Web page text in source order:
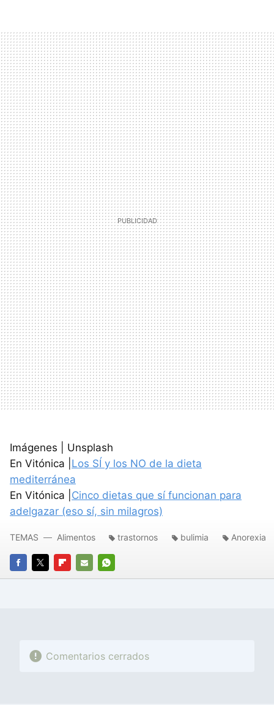
Imágenes | Unsplash
En Vitónica | Los SÍ y los NO de la dieta
mediterránea
En Vitónica | Cinco dietas que sí funcionan para
adelgazar (eso sí, sin milagros)
FACEBOOK
TWITTERFLIPBOARD
E-
WHATSAPP
TEMAS Alimentos trastornos bulimia Anorexia
Comentarios cerrados